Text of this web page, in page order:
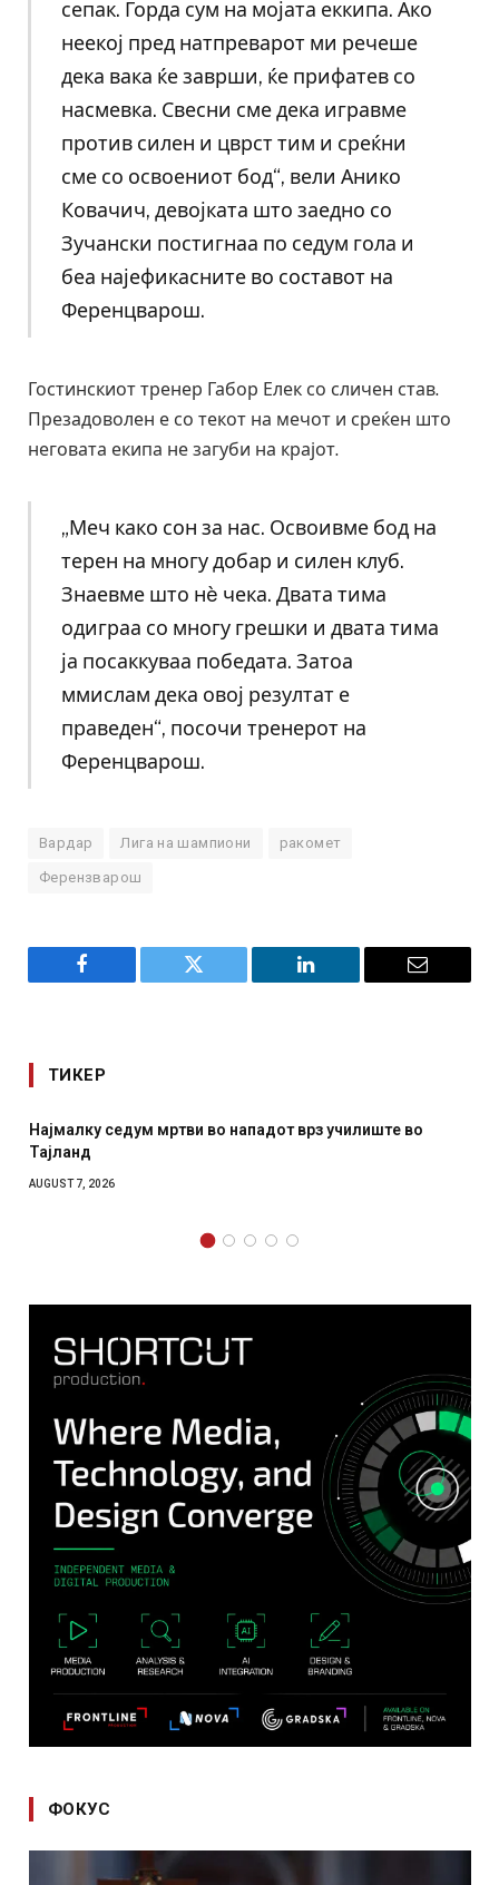
сепак. Горда сум на мојата еккипа. Ако
неекој пред натпреварот ми речеше
дека вака ќе заврши, ќе прифатев со
насмевка. Свесни сме дека игравме
против силен и цврст тим и среќни
сме со освоениот бод“, вели Анико
Ковачич, девојката што заедно со
Зучански постигнаа по седум гола и
беа најефикасните во составот на
Ференцварош.
Гостинскиот тренер Габор Елек со сличен став.
Презадоволен е со текот на мечот и среќен што
неговата екипа не загуби на крајот.
„Меч како сон за нас. Освоивме бод на
терен на многу добар и силен клуб.
Знаевме што нè чека. Двата тима
одиграа со многу грешки и двата тима
ја посаккуваа победата. Затоа
ммислам дека овој резултат е
праведен“, посочи тренерот на
Ференцварош.
Вардар Лига на шампиони ракомет
Ферензварош
Facebook Twitter LinkedIn Email
ТИКЕР
СОЗИС: Украинците повеќе им веруваат на генералите
отколку на Зеленски
AUGUST 7, 2026
ФОКУС